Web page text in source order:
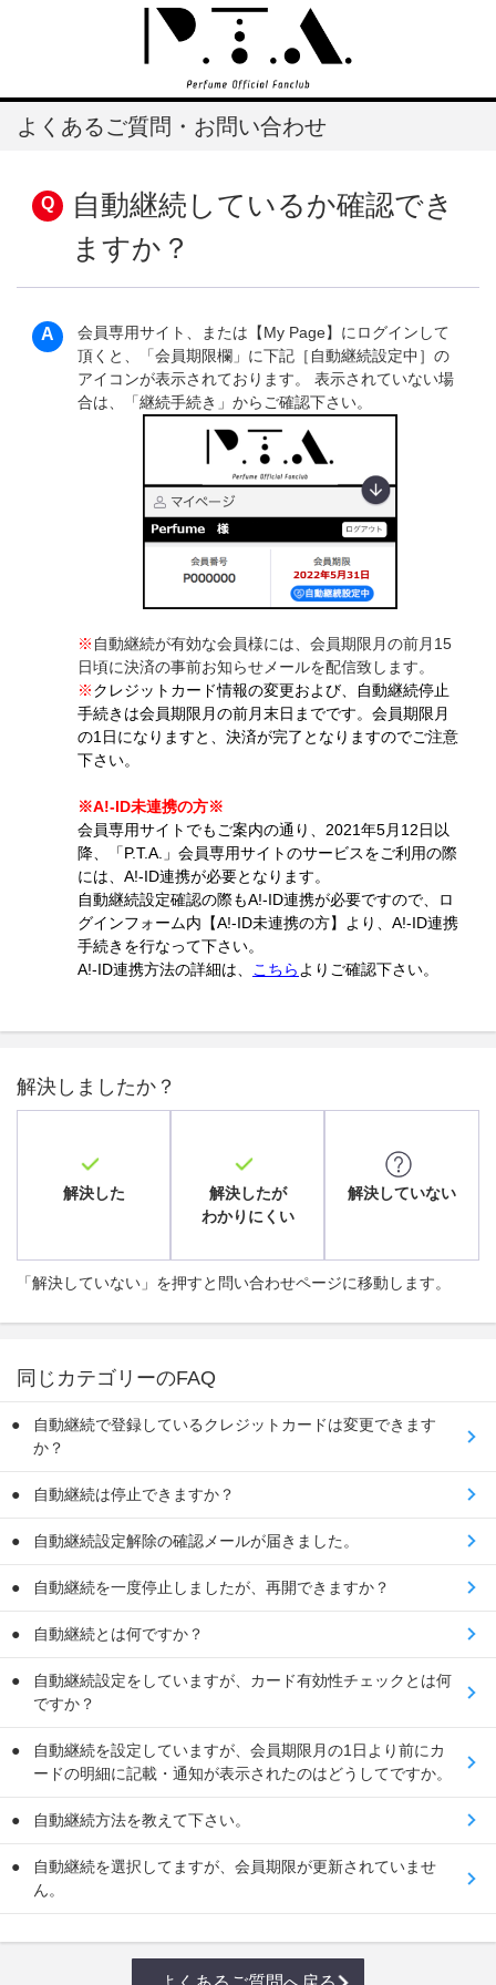
よくあるご質問・お問い合わせ
自動継続しているか確認でき
ますか？
会員専用サイト、または【My Page】にログインして
頂くと、「会員期限欄」に下記［自動継続設定中］の
アイコンが表示されております。 表示されていない場
合は、「継続手続き」からご確認下さい。
※ 自動継続が有効な会員様には、会員期限月の前月15
日頃に決済の事前お知らせメールを配信致します。
※クレジットカード情報の変更および、自動継続停止
手続きは会員期限月の前月末日までです。会員期限月
の1日になりますと、決済が完了となりますのでご注意
下さい。
※A!-ID未連携の方※
会員専用サイトでもご案内の通り、2021年5月12日以
降、「P.T.A.」会員専用サイトのサービスをご利用の際
には、A!-ID連携が必要となります。
自動継続設定確認の際もA!-ID連携が必要ですので、ロ
グインフォーム内【A!-ID未連携の方】より、A!-ID連携
手続きを行なって下さい。
A!-ID連携方法の詳細は、
こちら よりご確認下さい。
解決しましたか？
解決した
解決したが
わかりにくい
解決していない
「解決していない」を押すと問い合わせページに移動します。
同じカテゴリーのFAQ
自動継続で登録しているクレジットカードは変更できます
か？
自動継続は停止できますか？
自動継続設定解除の確認メールが届きました。
自動継続を一度停止しましたが、再開できますか？
自動継続とは何ですか？
自動継続設定をしていますが、カード有効性チェックとは何
ですか？
自動継続を設定していますが、会員期限月の1日より前にカ
ードの明細に記載・通知が表示されたのはどうしてですか。
自動継続方法を教えて下さい。
自動継続を選択してますが、会員期限が更新されていませ
ん。